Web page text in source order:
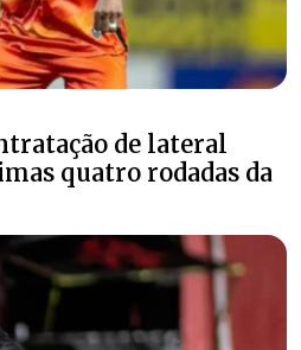
de lateral
quatro rodadas da